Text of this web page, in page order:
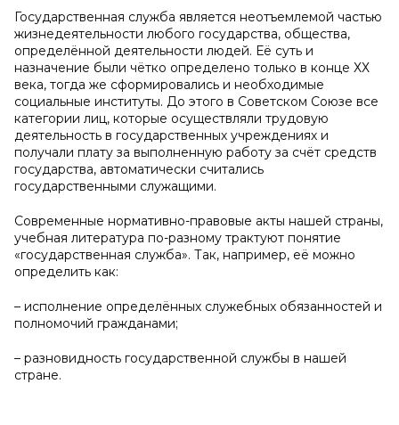
Государственная служба является неотъемлемой частью
жизнедеятельности любого государства, общества,
определённой деятельности людей. Её суть и
назначение были чётко определено только в конце ХХ
века, тогда же сформировались и необходимые
социальные институты. До этого в Советском Союзе все
категории лиц, которые осуществляли трудовую
деятельность в государственных учреждениях и
получали плату за выполненную работу за счёт средств
государства, автоматически считались
государственными служащими.
Современные нормативно-правовые акты нашей страны,
учебная литература по-разному трактуют понятие
«государственная служба». Так, например, её можно
определить как:
– исполнение определённых служебных обязанностей и
полномочий гражданами;
– разновидность государственной службы в нашей
стране.